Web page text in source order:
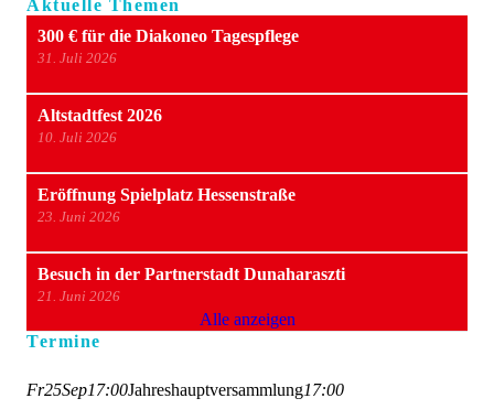
Aktuelle Themen
300 € für die Diakoneo Tagespflege
31. Juli 2026
Altstadtfest 2026
10. Juli 2026
Eröffnung Spielplatz Hessenstraße
23. Juni 2026
Besuch in der Partnerstadt Dunaharaszti
21. Juni 2026
Alle anzeigen
Termine
Fr25Sep17:00Jahreshauptversammlung17:00